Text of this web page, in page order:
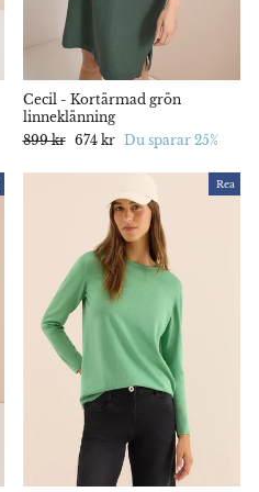
Cecil - Kortärmad grön
linneklänning
Ord.
899 kr Rabatterat
674 kr Du sparar 25%
Rea